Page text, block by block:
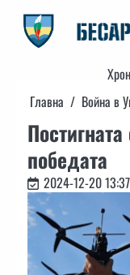
content
Главна
Война в
победата
2024-12-20 13:37